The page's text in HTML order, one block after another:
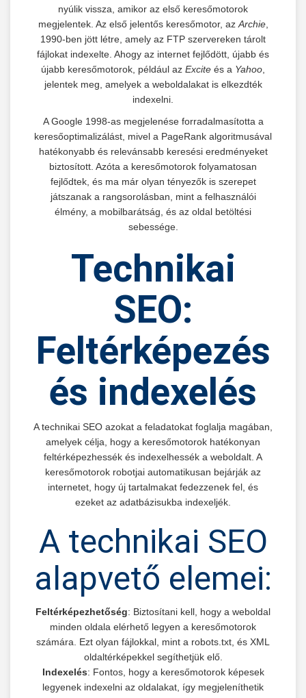
nyúlik vissza, amikor az első keresőmotorok
megjelentek. Az első jelentős keresőmotor, az Archie,
1990-ben jött létre, amely az FTP szervereken tárolt
fájlokat indexelte. Ahogy az internet fejlődött, újabb és
újabb keresőmotorok, például az Excite és a Yahoo
jelentek meg, amelyek a weboldalakat is elkezdték
indexelni.
A Google 1998-as megjelenése forradalmasította a
keresőoptimalizálást, mivel a PageRank algoritmusával
hatékonyabb és relevánsabb keresési eredményeket
biztosított. Azóta a keresőmotorok folyamatosan
fejlődtek, és ma már olyan tényezők is szerepet
játszanak a rangsorolásban, mint a felhasználói
élmény, a mobilbarátság, és az oldal betöltési
sebessége.
Technikai
SEO:
Feltérképezés
és indexelés
A technikai SEO azokat a feladatokat foglalja magában,
amelyek célja, hogy a keresőmotorok hatékonyan
feltérképezhessék és indexelhessék a weboldalt. A
keresőmotorok robotjai automatikusan bejárják az
internetet, hogy új tartalmakat fedezzenek fel, és
ezeket az adatbázisukba indexeljék.
A technikai SEO
alapvető elemei:
Feltérképezhetőség: Biztosítani kell, hogy a weboldal
minden oldala elérhető legyen a keresőmotorok
számára. Ezt olyan fájlokkal, mint a robots.txt, és XML
oldaltérképekkel segíthetjük elő.
Indexelés: Fontos, hogy a keresőmotorok képesek
legyenek indexelni az oldalakat, így megjeleníthetik